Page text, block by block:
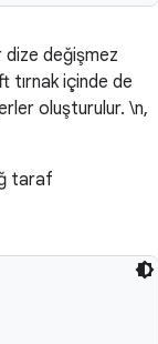
dize değişmez
tırnak içinde de
oluşturulur. \n,
taraf